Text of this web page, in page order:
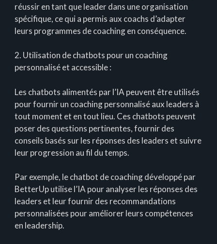
réussir en tant que leader dans une organisation
spécifique, ce qui a permis aux coachs d’adapter
leurs programmes de coaching en conséquence.
2. Utilisation de chatbots pour un coaching
personnalisé et accessible :
Les chatbots alimentés par l’IA peuvent être utilisés
pour fournir un coaching personnalisé aux leaders à
tout moment et en tout lieu. Ces chatbots peuvent
poser des questions pertinentes, fournir des
conseils basés sur les réponses des leaders et suivre
leur progression au fil du temps.
Par exemple, le chatbot de coaching développé par
BetterUp utilise l’IA pour analyser les réponses des
leaders et leur fournir des recommandations
personnalisées pour améliorer leurs compétences
en leadership.